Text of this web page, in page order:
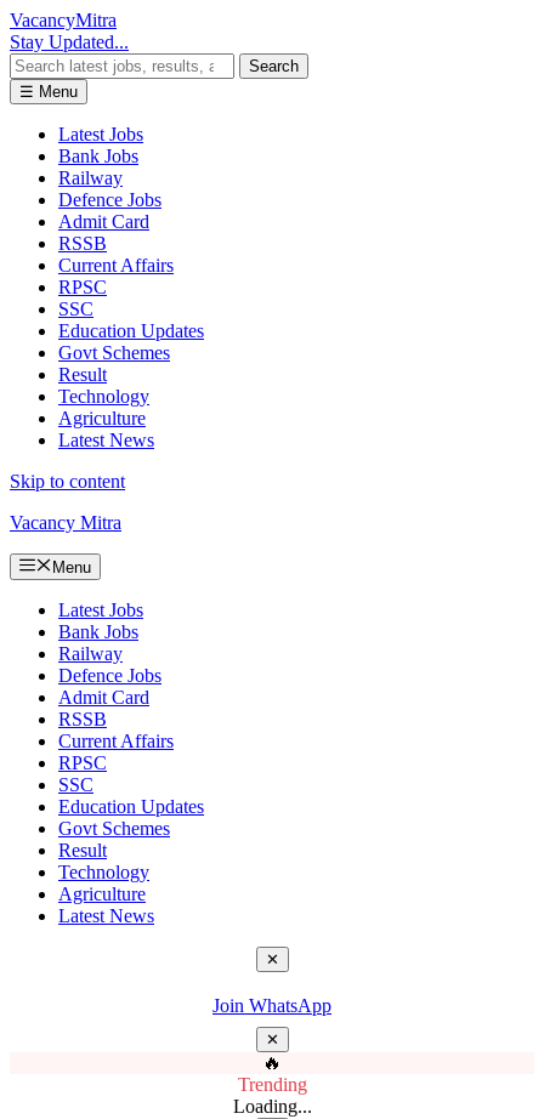
VacancyMitra
Stay Updated...
Search
☰ Menu
Latest Jobs
Bank Jobs
Railway
Defence Jobs
Admit Card
RSSB
Current Affairs
RPSC
SSC
Education Updates
Govt Schemes
Result
Technology
Agriculture
Latest News
Skip to content
Vacancy Mitra
Menu
Latest Jobs
Bank Jobs
Railway
Defence Jobs
Admit Card
RSSB
Current Affairs
RPSC
SSC
Education Updates
Govt Schemes
Result
Technology
Agriculture
Latest News
✕
Join WhatsApp
✕
🔥
Trending
Loading...